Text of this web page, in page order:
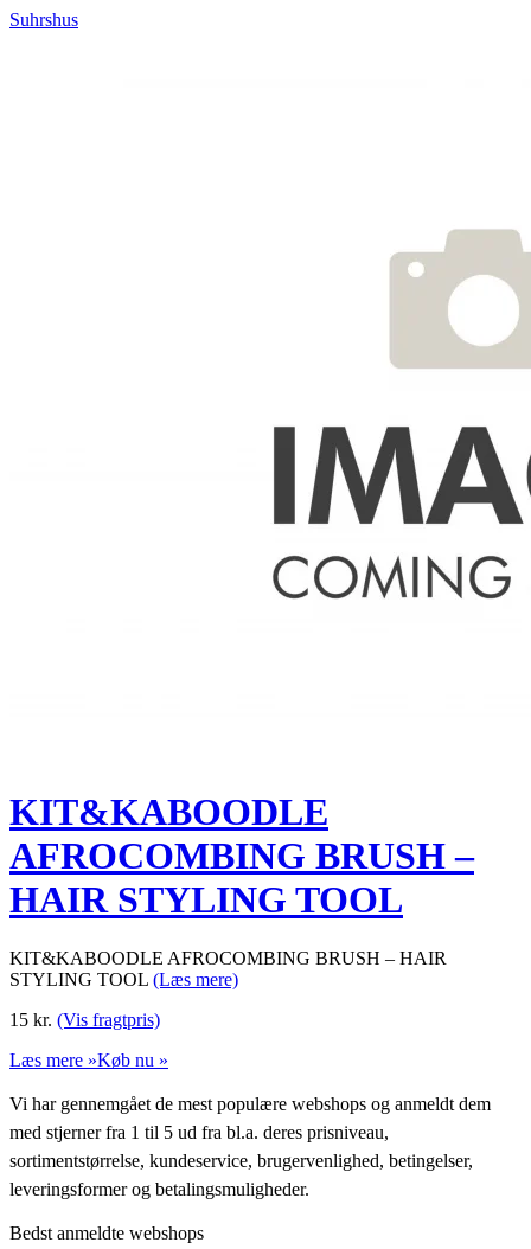
Suhrshus
KIT&KABOODLE
AFROCOMBING BRUSH –
HAIR STYLING TOOL
KIT&KABOODLE AFROCOMBING BRUSH – HAIR
STYLING TOOL (Læs mere)
15 kr. (Vis fragtpris)
Læs mere »Køb nu »
Vi har gennemgået de mest populære webshops og anmeldt dem
med stjerner fra 1 til 5 ud fra bl.a. deres prisniveau,
sortimentstørrelse, kundeservice, brugervenlighed, betingelser,
leveringsformer og betalingsmuligheder.
Bedst anmeldte webshops